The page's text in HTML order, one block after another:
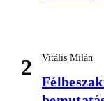
2 Vitális Milán